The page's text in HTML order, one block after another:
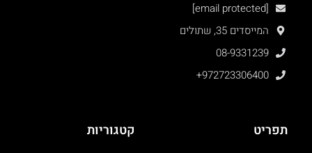
[email protected]
המייסדים 35, שתולים
08-9331239
+972723306400
תפריט קטגוריות